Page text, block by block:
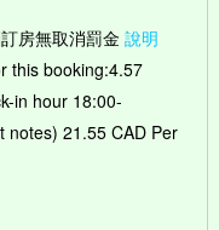
房無取消罰金 說明
this booking:4.57
in hour 18:00-
notes) 21.55 CAD Per